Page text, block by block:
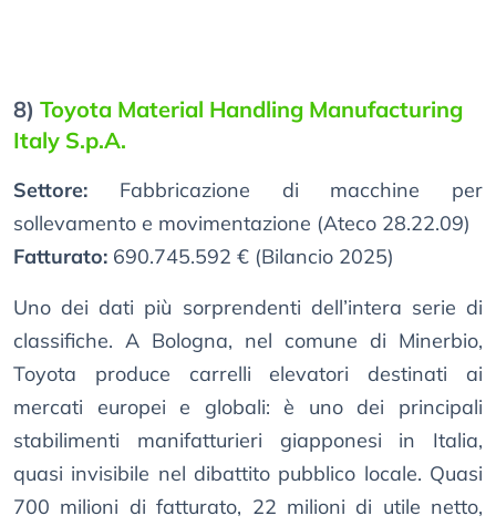
8) Toyota Material Handling Manufacturing
Italy S.p.A.
Settore: Fabbricazione di macchine per
sollevamento e movimentazione (Ateco 28.22.09)
Fatturato: 690.745.592 € (Bilancio 2025)
Uno dei dati più sorprendenti dell’intera serie di
classifiche. A Bologna, nel comune di Minerbio,
Toyota produce carrelli elevatori destinati ai
mercati europei e globali: è uno dei principali
stabilimenti manifatturieri giapponesi in Italia,
quasi invisibile nel dibattito pubblico locale. Quasi
700 milioni di fatturato, 22 milioni di utile netto,